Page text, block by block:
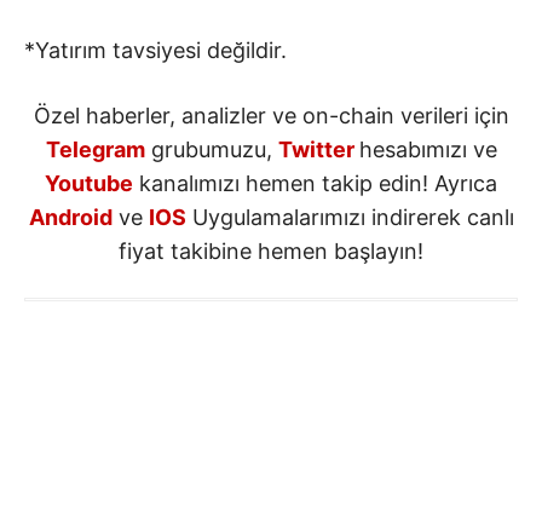
*Yatırım tavsiyesi değildir.
Özel haberler, analizler ve on-chain verileri için
Telegramgrubumuzu, Twitter hesabımızı ve
Youtube kanalımızı hemen takip edin! Ayrıca
Androidve IOS Uygulamalarımızı indirerek canlı
fiyat takibine hemen başlayın!